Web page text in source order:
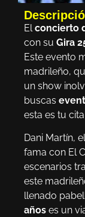
El concierto
con su Gira
Este evento
madrileño,
un show
buscas
esta es tu
Dani Martín,
fama con El
escenarios
este
llenado
años es un